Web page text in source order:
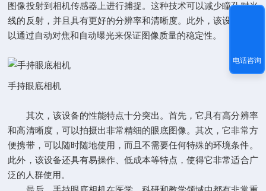
图像投射到相机传感器上进行捕捉。这种技术可以减少瞳孔对光
线的反射，并且具有更好的分辨率和清晰度。此外，该设备还可
以通过自动对焦和自动曝光来保证图像质量的稳定性。
手持眼底相机
其次，该设备的性能特点十分突出。首先，它具有高分辨率
和高清晰度，可以拍摄出非常精细的眼底图像。其次，它非常方
便携带，可以随时随地使用，而且不需要任何特殊的环境条件。
此外，该设备还具有易操作、低成本等特点，使得它非常适合广
泛的人群使用。
电话咨询